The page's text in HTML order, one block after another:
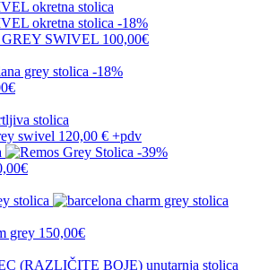
-18%
SWIVEL 100,00€
-18%
swivel 120,00 € +pdv
-39%
grey 150,00€